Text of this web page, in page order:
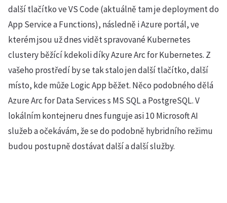
další tlačítko ve VS Code (aktuálně tam je deployment do
App Service a Functions), následně i Azure portál, ve
kterém jsou už dnes vidět spravované Kubernetes
clustery běžící kdekoli díky Azure Arc for Kubernetes. Z
vašeho prostředí by se tak stalo jen další tlačítko, další
místo, kde může Logic App běžet. Něco podobného dělá
Azure Arc for Data Services s MS SQL a PostgreSQL. V
lokálním kontejneru dnes funguje asi 10 Microsoft AI
služeb a očekávám, že se do podobně hybridního režimu
budou postupně dostávat další a další služby.